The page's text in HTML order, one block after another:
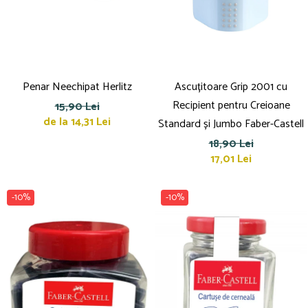
Caiete Biologie
Caiete cu Spirală
Caiete Dictando
Caiete Studențești
Caiete Tip I
Caiete Tip II
Caiete Velin
Vocabulare
Calculatoare
Instrumente de scris și desen
Penar Neechipat Herlitz
15,90 Lei
de la 14,31 Lei
Ascuțitoare Grip 2001 cu
Recipient pentru Creioane
Standard și Jumbo Faber-Castell
18,90 Lei
17,01 Lei
-10% -10%